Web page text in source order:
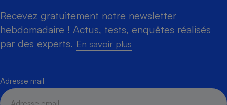
Recevez gratuitement notre newsletter
hebdomadaire ! Actus, tests, enquêtes réalisés
par des experts. En savoir plus
Adresse mail